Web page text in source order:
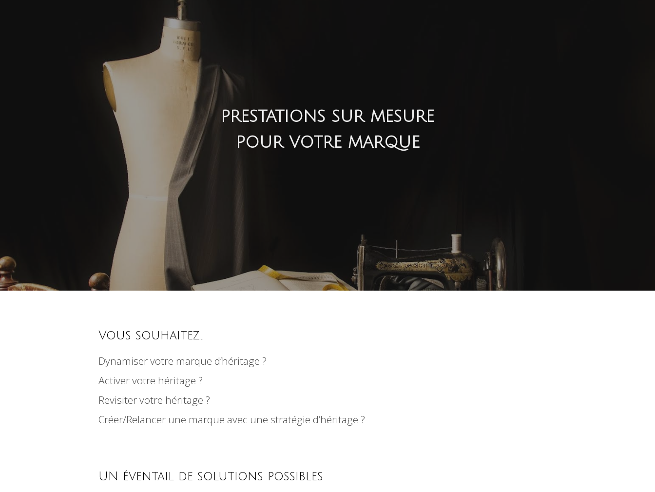
PRESTATIONS SUR MESURE
POUR VOTRE MARQUE
Vous souhaitez...
Dynamiser votre marque d’héritage ?
Activer votre héritage ?
Revisiter votre héritage ?
Créer/Relancer une marque avec une stratégie d’héritage ?
UN éventail de solutions possibles